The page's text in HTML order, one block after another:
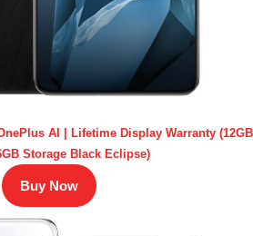
AI | Lifetime Display Warranty (12GB
Storage Black Eclipse)
Buy Now